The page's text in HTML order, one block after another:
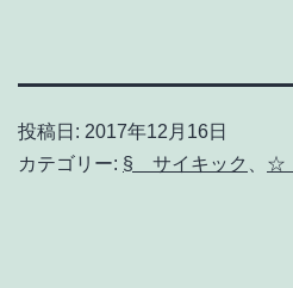
投稿日: 2017年12月16日
カテゴリー: § サイキック ☆